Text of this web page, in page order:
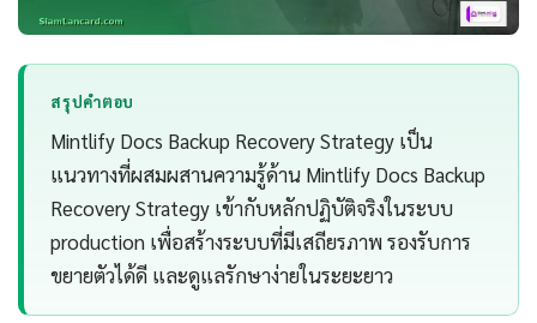
สรุปคำตอบ
Mintlify Docs Backup Recovery Strategy เป็น
แนวทางที่ผสมผสานความรู้ด้าน Mintlify Docs Backup
Recovery Strategy เข้ากับหลักปฏิบัติจริงในระบบ
production เพื่อสร้างระบบที่มีเสถียรภาพ รองรับการ
ขยายตัวได้ดี และดูแลรักษาง่ายในระยะยาว